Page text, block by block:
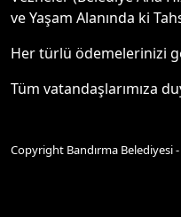
ve Yaşam Alanında ki
Her türlü ödemelerinizi
Tüm vatandaşlarımıza
Copyright Bandırma Belediyesi -